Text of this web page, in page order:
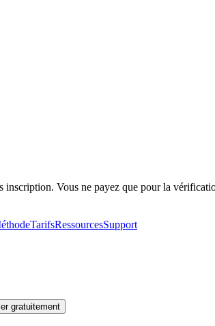
inscription. Vous ne payez que pour la
TarifsRessourcesSupport
gratuitement